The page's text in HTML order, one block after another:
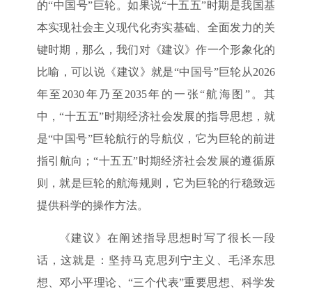
的“中国号”巨轮。如果说“十五五”时期是我国基
本实现社会主义现代化夯实基础、全面发力的关
键时期，那么，我们对《建议》作一个形象化的
比喻，可以说《建议》就是“中国号”巨轮从2026
年至2030年乃至2035年的一张“航海图”。其
中，“十五五”时期经济社会发展的指导思想，就
是“中国号”巨轮航行的导航仪，它为巨轮的前进
指引航向；“十五五”时期经济社会发展的遵循原
则，就是巨轮的航海规则，它为巨轮的行稳致远
提供科学的操作方法。
《建议》在阐述指导思想时写了很长一段
话，这就是：坚持马克思列宁主义、毛泽东思
想、邓小平理论、“三个代表”重要思想、科学发